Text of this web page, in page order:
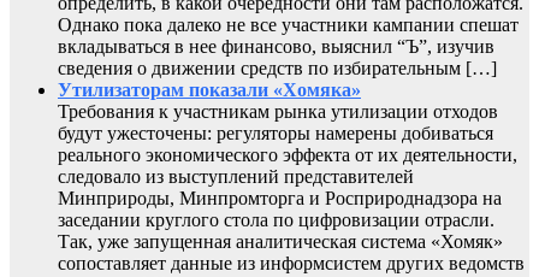
Однако пока далеко не все участники кампании спешат
вкладываться в нее финансово, выяснил “Ъ”, изучив
сведения о движении средств по избирательным […]
Утилизаторам показали «Хомяка»
Требования к участникам рынка утилизации отходов
будут ужесточены: регуляторы намерены добиваться
реального экономического эффекта от их деятельности,
следовало из выступлений представителей
Минприроды, Минпромторга и Росприроднадзора на
заседании круглого стола по цифровизации отрасли.
Так, уже запущенная аналитическая система «Хомяк»
сопоставляет данные из информсистем других ведомств